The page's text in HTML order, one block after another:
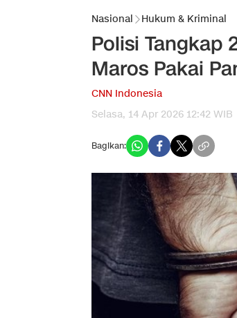
Nasional Hukum & Kriminal
Polisi Tangkap
Maros Pakai
CNN Indonesia
Selasa, 14 Apr 2026 12:42 WIB
Bagikan: